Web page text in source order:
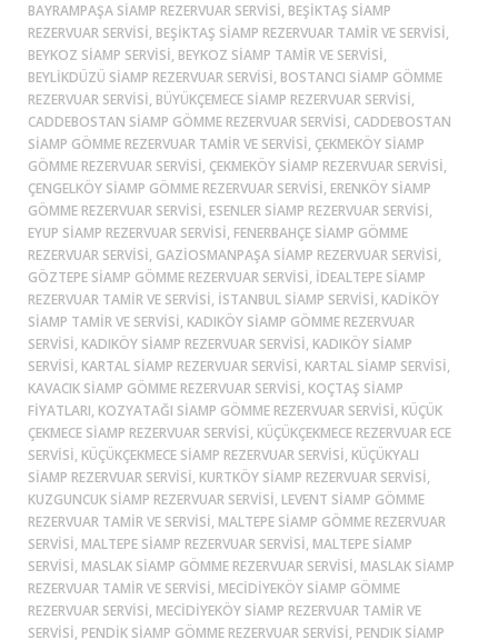
BAYRAMPAŞA SIAMP REZERVUAR SERVISI, BEŞİKTAŞ SIAMP
REZERVUAR SERVISI, BEŞİKTAŞ SIAMP REZERVUAR TAMIR VE SERVISI,
BEYKOZ SIAMP SERVISI, BEYKOZ SIAMP TAMIR VE SERVISI,
BEYLIKDÜZÜ SIAMP REZERVUAR SERVISI, BOSTANCI SIAMP GÖMME
REZERVUAR SERVISI, BÜYÜKÇEMECE SIAMP REZERVUAR SERVISI,
CADDEBOSTAN SIAMP GÖMME REZERVUAR SERVISI, CADDEBOSTAN
SIAMP GÖMME REZERVUAR TAMIR VE SERVISI, ÇEKMEKÖY SIAMP
GÖMME REZERVUAR SERVISI, ÇEKMEKÖY SIAMP REZERVUAR SERVISI,
ÇENGELKÖY SIAMP GÖMME REZERVUAR SERVISI, ERENKÖY SIAMP
GÖMME REZERVUAR SERVISI, ESENLER SIAMP REZERVUAR SERVISI,
EYUP SIAMP REZERVUAR SERVISI, FENERBAHÇE SIAMP GÖMME
REZERVUAR SERVISI, GAZIOSMANPAŞA SIAMP REZERVUAR SERVISI,
GÖZTEPE SIAMP GÖMME REZERVUAR SERVISI, İDEALTEPE SIAMP
REZERVUAR TAMIR VE SERVISI, ISTANBUL SIAMP SERVISI, KADİKÖY
SIAMP TAMIR VE SERVISI, KADIKÖY SIAMP GÖMME REZERVUAR
SERVISI, KADIKÖY SIAMP REZERVUAR SERVISI, KADIKÖY SIAMP
SERVISI, KARTAL SIAMP REZERVUAR SERVISI, KARTAL SIAMP SERVISI,
KAVACIK SIAMP GÖMME REZERVUAR SERVISI, KOÇTAŞ SIAMP
FIYATLARI, KOZYATAĞI SIAMP GÖMME REZERVUAR SERVISI, KÜÇÜK
ÇEKMECE SIAMP REZERVUAR SERVISI, KÜÇÜKÇEKMECE REZERVUAR ECE
SERVISI, KÜÇÜKÇEKMECE SIAMP REZERVUAR SERVISI, KÜÇÜKYALI
SIAMP REZERVUAR SERVISI, KURTKÖY SIAMP REZERVUAR SERVISI,
KUZGUNCUK SIAMP REZERVUAR SERVISI, LEVENT SIAMP GÖMME
REZERVUAR TAMIR VE SERVISI, MALTEPE SIAMP GÖMME REZERVUAR
SERVISI, MALTEPE SIAMP REZERVUAR SERVISI, MALTEPE SIAMP
SERVISI, MASLAK SIAMP GÖMME REZERVUAR SERVISI, MASLAK SIAMP
REZERVUAR TAMIR VE SERVISI, MECIDIYEKÖY SIAMP GÖMME
REZERVUAR SERVISI, MECIDIYEKÖY SIAMP REZERVUAR TAMIR VE
SERVISI, PENDIK SIAMP GÖMME REZERVUAR SERVISI, PENDIK SIAMP